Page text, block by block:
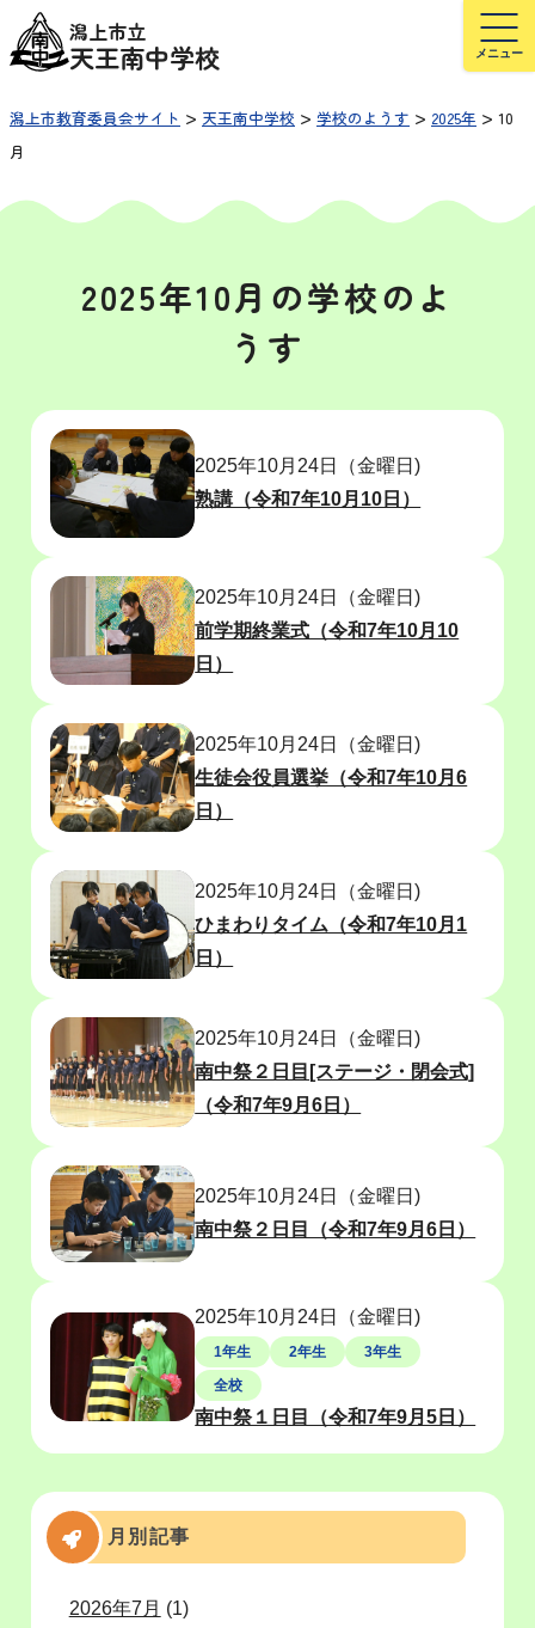
潟上市立
天王南中学校
潟上市教育委員会サイト > 天王南中学校 > 学校のようす > 2025年 > 10
月
2025年10月の学校のよ
うす
2025年10月24日（金曜日)
熟講（令和7年10月10日）
2025年10月24日（金曜日)
前学期終業式（令和7年10月10
日）
2025年10月24日（金曜日)
生徒会役員選挙（令和7年10月6
日）
2025年10月24日（金曜日)
ひまわりタイム（令和7年10月1
日）
2025年10月24日（金曜日)
南中祭２日目[ステージ・閉会式]
（令和7年9月6日）
2025年10月24日（金曜日)
南中祭２日目（令和7年9月6日）
2025年10月24日（金曜日)
1年生 2年生
3年生
全校
南中祭１日目（令和7年9月5日）
月別記事
2026年7月 (1)